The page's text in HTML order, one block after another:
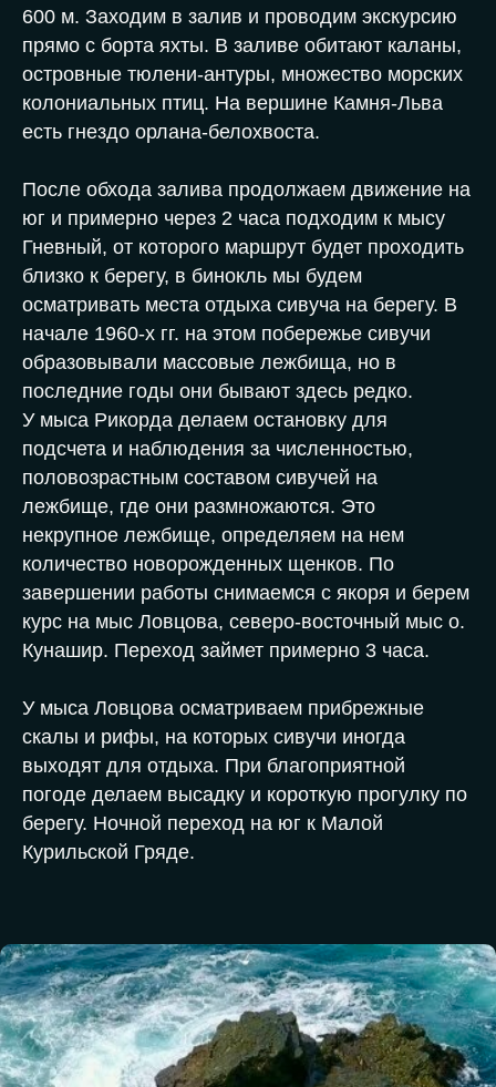
600 м. Заходим в залив и проводим экскурсию
прямо с борта яхты. В заливе обитают каланы,
островные тюлени-антуры, множество морских
колониальных птиц. На вершине Камня-Льва
есть гнездо орлана-белохвоста.
После обхода залива продолжаем движение на
юг и примерно через 2 часа подходим к мысу
Гневный, от которого маршрут будет проходить
близко к берегу, в бинокль мы будем
осматривать места отдыха сивуча на берегу. В
начале 1960-х гг. на этом побережье сивучи
образовывали массовые лежбища, но в
последние годы они бывают здесь редко.
У мыса Рикорда делаем остановку для
подсчета и наблюдения за численностью,
половозрастным составом сивучей на
лежбище, где они размножаются. Это
некрупное лежбище, определяем на нем
количество новорожденных щенков. По
завершении работы снимаемся с якоря и берем
курс на мыс Ловцова, северо-восточный мыс о.
Кунашир. Переход займет примерно 3 часа.
У мыса Ловцова осматриваем прибрежные
скалы и рифы, на которых сивучи иногда
выходят для отдыха. При благоприятной
погоде делаем высадку и короткую прогулку по
берегу. Ночной переход на юг к Малой
Курильской Гряде.